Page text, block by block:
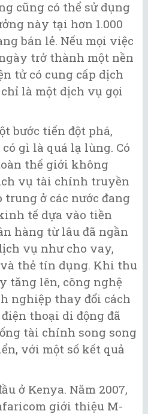
cũng có thể sử dụng
này tại hơn 1.000
bán lẻ. Nếu mọi việc
ngày trở thành một nền
tử có cung cấp dịch
là một dịch vụ gọi
bước tiến đột phá,
gì là quá lạ lùng. Có
thế giới không
vụ tài chính truyền
ở các nước đang
tế dựa vào tiền
hàng từ lâu đã ngần
vụ như cho vay,
thẻ tín dụng. Khi thu
tăng lên, công nghệ
nghiệp thay đổi cách
thoại di động đã
tài chính song song
với một số kết quả
ở Kenya. Năm 2007,
giới thiệu M-